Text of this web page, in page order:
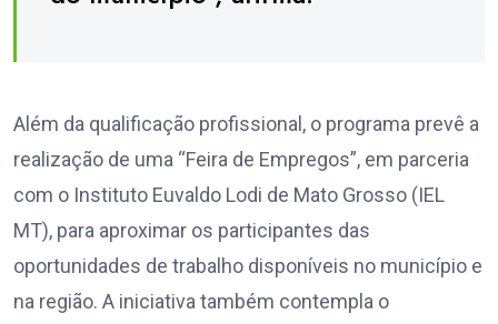
Além da qualificação profissional, o programa prevê a
realização de uma “Feira de Empregos”, em parceria
com o Instituto Euvaldo Lodi de Mato Grosso (IEL
MT), para aproximar os participantes das
oportunidades de trabalho disponíveis no município e
na região. A iniciativa também contempla o